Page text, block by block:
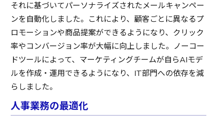
それに基づいてパーソナライズされたメールキャンペー
ンを自動化しました。これにより、顧客ごとに異なるプ
ロモーションや商品提案ができるようになり、クリック
率やコンバージョン率が大幅に向上しました。ノーコー
ドツールによって、マーケティングチームが自らAIモデ
ルを作成・運用できるようになり、IT部門への依存を減
らしました。
人事業務の最適化